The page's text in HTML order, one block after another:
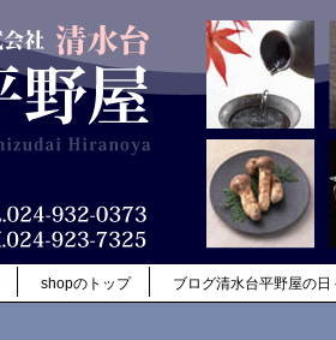
shopのトップ ブログ清水台平野屋の日